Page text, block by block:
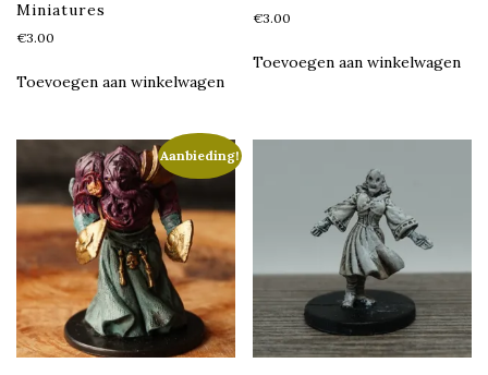
Miniatures
€3.00
Toevoegen aan winkelwagen
€3.00
Toevoegen aan winkelwagen
Aanbieding!